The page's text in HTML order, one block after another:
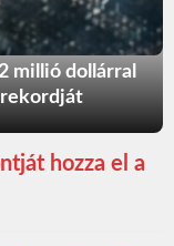
millió dollárral
rekordját
hozza el a